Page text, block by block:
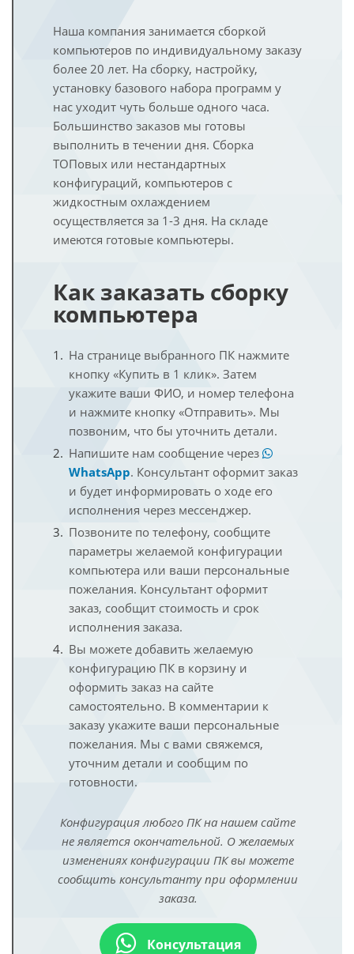
Наша компания занимается сборкой
компьютеров по индивидуальному заказу
более 20 лет. На сборку, настройку,
установку базового набора программ у
нас уходит чуть больше одного часа.
Большинство заказов мы готовы
выполнить в течении дня. Сборка
ТОПовых или нестандартных
конфигураций, компьютеров с
жидкостным охлаждением
осуществляется за 1-3 дня. На складе
имеются готовые компьютеры.
Как заказать сборку
компьютера
На странице выбранного ПК нажмите
кнопку «Купить в 1 клик». Затем
укажите ваши ФИО, и номер телефона
и нажмите кнопку «Отправить». Мы
позвоним, что бы уточнить детали.
Напишите нам сообщение через
WhatsApp. Консультант оформит заказ
и будет информировать о ходе его
исполнения через мессенджер.
Позвоните по телефону, сообщите
параметры желаемой конфигурации
компьютера или ваши персональные
пожелания. Консультант оформит
заказ, сообщит стоимость и срок
исполнения заказа.
Вы можете добавить желаемую
конфигурацию ПК в корзину и
оформить заказ на сайте
самостоятельно. В комментарии к
заказу укажите ваши персональные
пожелания. Мы с вами свяжемся,
уточним детали и сообщим по
готовности.
Конфигурация любого ПК на нашем сайте
не является окончательной. О желаемых
изменениях конфигурации ПК вы можете
сообщить консультанту при оформлении
заказа.
Консультация